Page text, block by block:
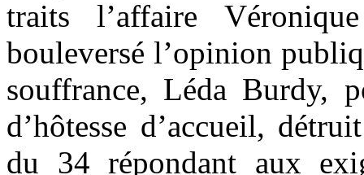
traits l’affaire
bouleversé l’opinion
souffrance, Léda Burdy,
d’hôtesse d’accueil,
du 34 répondant aux